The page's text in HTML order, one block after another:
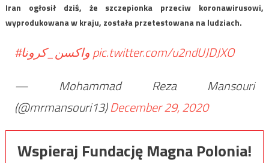
Iran ogłosił dziś, że szczepionka przeciw koronawirusowi,
wyprodukowana w kraju, została przetestowana na ludziach.
#واکسن_کروناpic.twitter.com/u2ndUJDJXO
— Mohammad Reza Mansouri
(@mrmansouri13)December 29, 2020
Wspieraj Fundację Magna Polonia!